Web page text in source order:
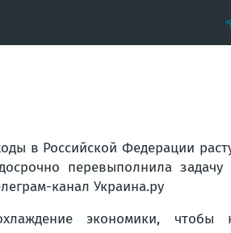
в Российской Федерации
перевыполнила
канал Украина.ру
экономики, чтобы